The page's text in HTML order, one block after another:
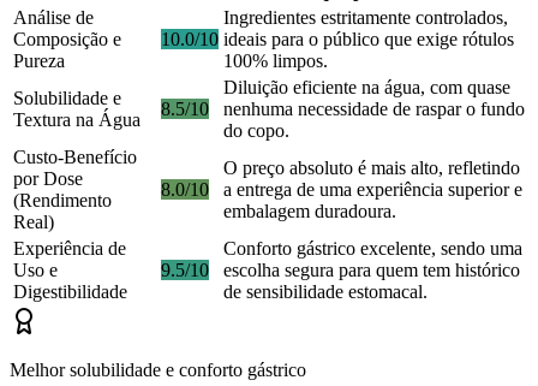
Análise de
Composição e
Pureza
10.0/10
Ingredientes estritamente controlados,
ideais para o público que exige rótulos
100% limpos.
Solubilidade e
Textura na Água
8.5/10
Diluição eficiente na água, com quase
nenhuma necessidade de raspar o fundo
do copo.
Custo-Benefício
por Dose
(Rendimento
Real)
8.0/10
O preço absoluto é mais alto, refletindo
a entrega de uma experiência superior e
embalagem duradoura.
Experiência de
Uso e
Digestibilidade
9.5/10
Conforto gástrico excelente, sendo uma
escolha segura para quem tem histórico
de sensibilidade estomacal.
Melhor solubilidade e conforto gástrico